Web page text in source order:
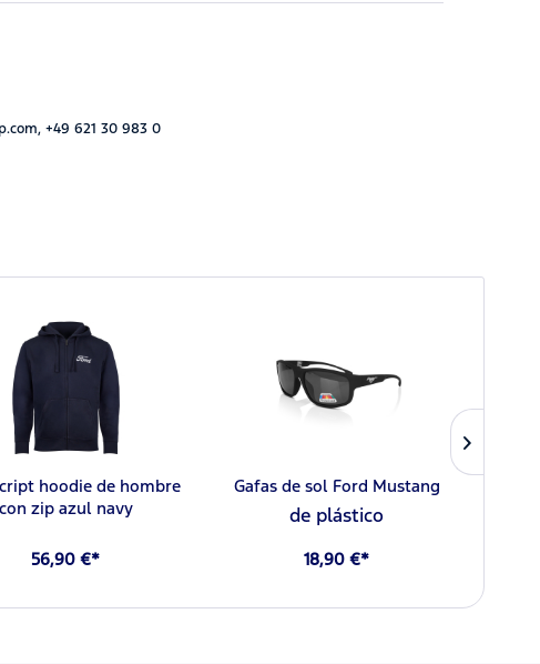
+49 621 30 983 0
hoodie de hombre
con zip azul navy
56,90 €*
Gafas de sol Ford Mustang
de plástico
18,90 €*